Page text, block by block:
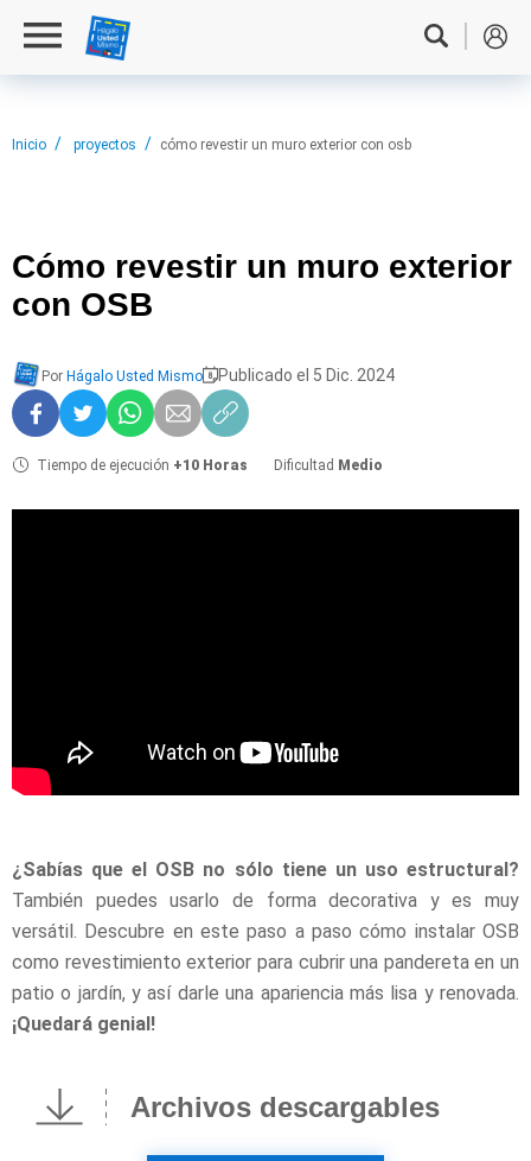
Inicio proyectos cómo revestir un muro exterior con osb
Cómo revestir un muro exterior
con OSB
Por Hágalo Usted Mismo Publicado el 5 Dic. 2024
Tiempo de ejecución +10 Horas Dificultad Medio
¿Sabías que el OSB no sólo tiene un uso estructural?
También puedes usarlo de forma decorativa y es muy
versátil. Descubre en este paso a paso cómo instalar OSB
como revestimiento exterior para cubrir una pandereta en un
patio o jardín, y así darle una apariencia más lisa y renovada.
¡Quedará genial!
Archivos descargables